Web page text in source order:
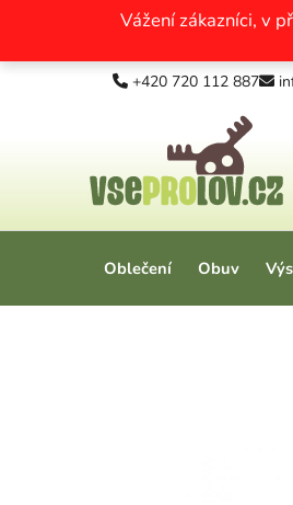
Přejít na obsah
Vážení zákazníci, v
+420 720 112 887
Oblečení Obuv